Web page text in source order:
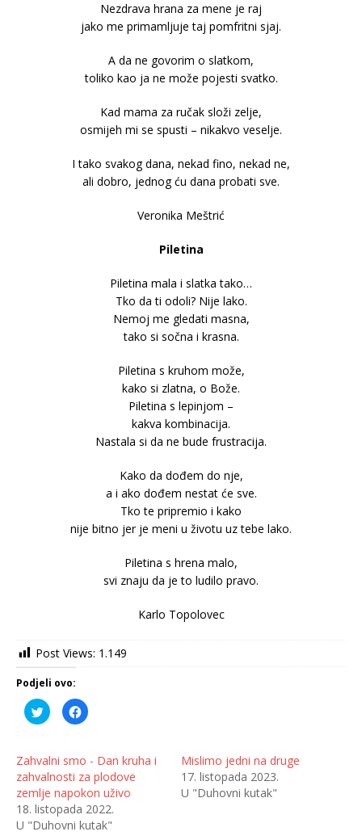
Nezdrava hrana za mene je raj
jako me primamljuje taj pomfritni sjaj.
A da ne govorim o slatkom,
toliko kao ja ne može pojesti svatko.
Kad mama za ručak složi zelje,
osmijeh mi se spusti – nikakvo veselje.
I tako svakog dana, nekad fino, nekad ne,
ali dobro, jednog ću dana probati sve.
Veronika Meštrić
Piletina
Piletina mala i slatka tako…
Tko da ti odoli? Nije lako.
Nemoj me gledati masna,
tako si sočna i krasna.
Piletina s kruhom može,
kako si zlatna, o Bože.
Piletina s lepinjom –
kakva kombinacija.
Nastala si da ne bude frustracija.
Kako da dođem do nje,
a i ako dođem nestat će sve.
Tko te pripremio i kako
nije bitno jer je meni u životu uz tebe lako.
Piletina s hrena malo,
svi znaju da je to ludilo pravo.
Karlo Topolovec
Post Views: 1.149
Podjeli ovo:
P
o
e
l
i
a
T
w
i
K
l
m
p
o
i
e
l
Zahvalni smo - Dan kruha i
zahvalnosti za plodove
zemlje napokon uživo
18. listopada 2022.
U "Duhovni kutak"
Mislimo jedni na druge
17. listopada 2023.
U "Duhovni kutak"